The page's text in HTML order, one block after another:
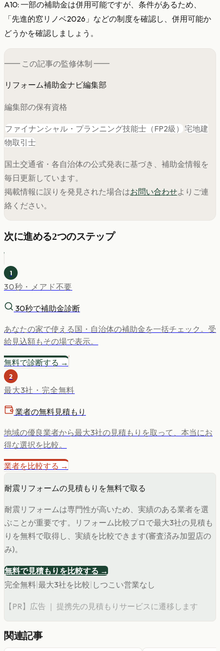
A10: 一部の補助金は併用可能ですが、条件があるため、
「先進的窓リノベ2026」などの制度を確認し、併用可能か
どうかを確認しましょう。
━━ この記事の監修体制 ━━
リフォーム補助金ナビ編集部
編集部の保有資格
ファイナンシャル・プランニング技能士（FP2級）宅地建
物取引士
国土交通省・各自治体の公式発表に基づき、補助金情報を
毎日更新しています。
掲載情報に誤りを発見された場合はお問い合わせよりご連
絡ください。
次に進める2つのステップ
1
30秒・メアド不要
30秒で補助金診断
あなたの家で使える国・自治体の補助金を一括チェック。受
給見込額もその場で表示。
無料で診断する →
2
最大3社・完全無料
業者の無料見積もり
地域の優良業者から最大3社の見積もりを取って、本当にお
得な選択を比較。
業者を比較する →
耐震リフォームの見積もりを無料で取る
耐震リフォームは専門性が高いため、実績のある業者を選
ぶことが重要です。リフォーム比較プロで最大3社の見積も
りを無料で取得し、実績を比較できます(審査済み加盟店の
み)。
無料で見積もりを比較する →
完全無料 最大3社を比較 しつこい営業なし
【PR】広告 ｜ 提携先の見積もりサービスに遷移します
関連記事